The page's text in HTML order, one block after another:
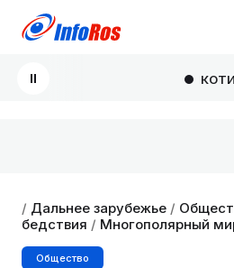
/ Дальнее зарубежье /
бедствия / Многополярный
Общество